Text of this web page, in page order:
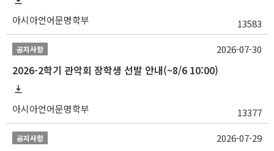
아시아언어문명학부 13583
공지사항
2026-2학기 관악회 장학생 선발 안내(~8/6 10:00)
아시아언어문명학부 13377
2026-07-30
공지사항 2026-07-29